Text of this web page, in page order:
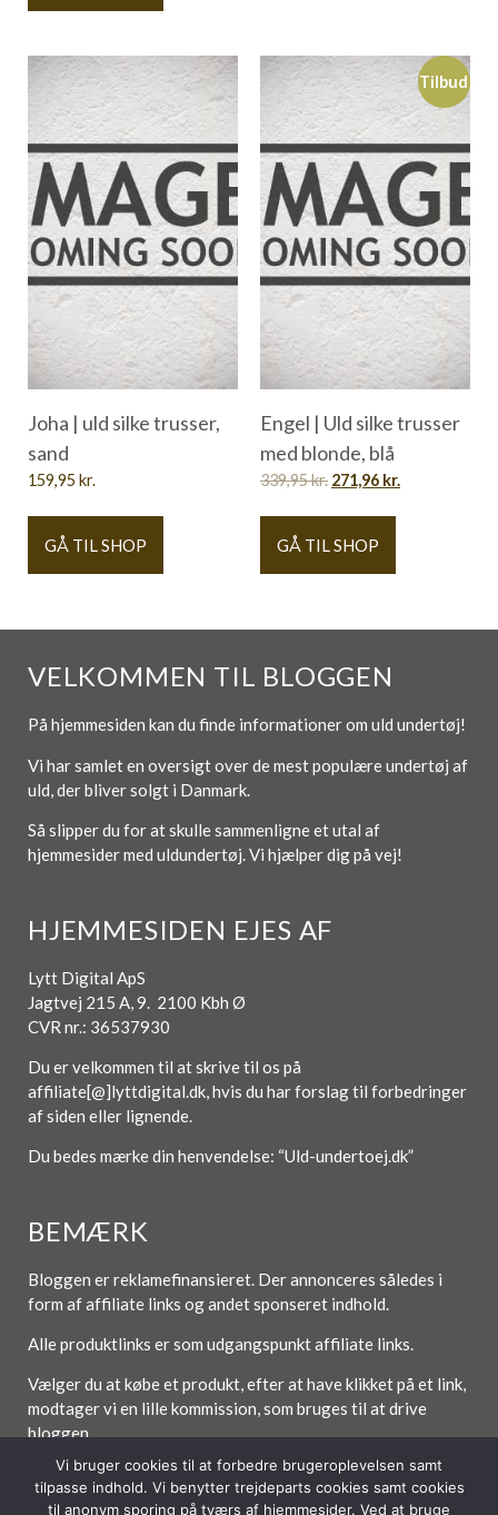
Joha | uld silke trusser,
sand
159,95 kr.
GÅ TIL SHOP
Tilbud
Engel | Uld silke trusser
med blonde, blå
339,95kr. 271,96 kr.
GÅ TIL SHOP
VELKOMMEN TIL BLOGGEN
På hjemmesiden kan du finde informationer om uld undertøj!
Vi har samlet en oversigt over de mest populære undertøj af
uld, der bliver solgt i Danmark.
Så slipper du for at skulle sammenligne et utal af
hjemmesider med uldundertøj. Vi hjælper dig på vej!
HJEMMESIDEN EJES AF
Lytt Digital ApS
Jagtvej 215 A, 9. 2100 Kbh Ø
CVR nr.: 36537930
Du er velkommen til at skrive til os på
affiliate[@]lyttdigital.dk, hvis du har forslag til forbedringer
af siden eller lignende.
Du bedes mærke din henvendelse: “Uld-undertoej.dk”
BEMÆRK
Bloggen er reklamefinansieret. Der annonceres således i
form af affiliate links og andet sponseret indhold.
Alle produktlinks er som udgangspunkt affiliate links.
Vælger du at købe et produkt, efter at have klikket på et link,
modtager vi en lille kommission, som bruges til at drive
bloggen.
Vi bruger cookies til at forbedre brugeroplevelsen samt
tilpasse indhold. Vi benytter trejdeparts cookies samt cookies
til anonym sporing på tværs af hjemmesider. Ved at bruge